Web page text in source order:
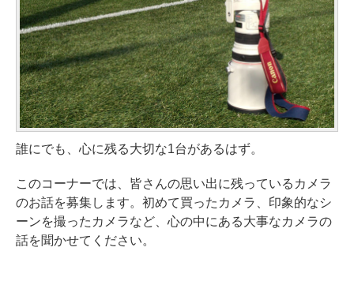
誰にでも、心に残る大切な1台があるはず。
このコーナーでは、皆さんの思い出に残っているカメラ
のお話を募集します。初めて買ったカメラ、印象的なシ
ーンを撮ったカメラなど、心の中にある大事なカメラの
話を聞かせてください。